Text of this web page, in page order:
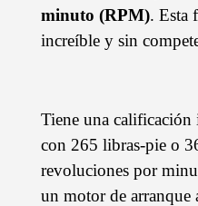
minuto (RPM). Esta
increíble y sin
Tiene una calificación
con 265 libras-pie o
revoluciones por
un motor de arranque